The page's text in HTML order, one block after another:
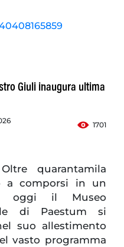
Giuli inaugura ultima
1701
Oltre quarantamila
a comporsi in un
oggi il Museo
di Paestum si
suo allestimento
vasto programma